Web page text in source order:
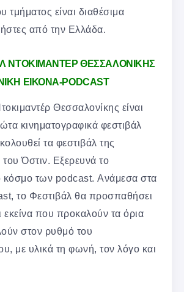
τμήματος είναι διαθέσιμα
από την Ελλάδα.
ΝΤΟΚΙΜΑΝΤΕΡ ΘΕΣΣΑΛΟΝΙΚΗΣ
ΕΙΚΟΝΑ-PODCAST
Θεσσαλονίκης είναι
κινηματογραφικά φεστιβάλ
τα φεστιβάλ της
Όστιν. Εξερευνά το
κόσμο των podcast. Ανάμεσα στα
το Φεστιβάλ θα προσπαθήσει
εκείνα που προκαλούν τα όρια
στον ρυθμό του
με υλικά τη φωνή, τον λόγο και